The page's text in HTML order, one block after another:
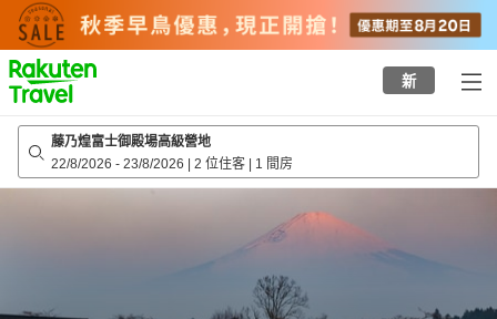
to
top
page
新
藤乃煌富士御殿場高級營地
22/8/2026 - 23/8/2026 | 2 位住客 | 1 間房